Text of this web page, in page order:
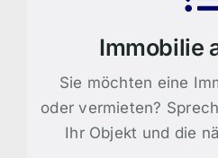
Immobilie
Sie möchten eine
oder vermieten?
Ihr Objekt und die